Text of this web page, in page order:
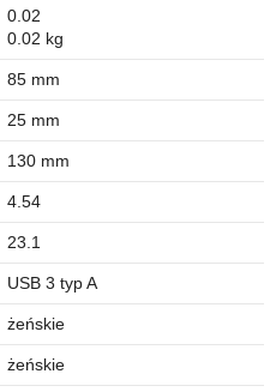
0.02
0.02 kg
85 mm
25 mm
130 mm
4.54
23.1
USB 3 typ A
żeńskie
żeńskie